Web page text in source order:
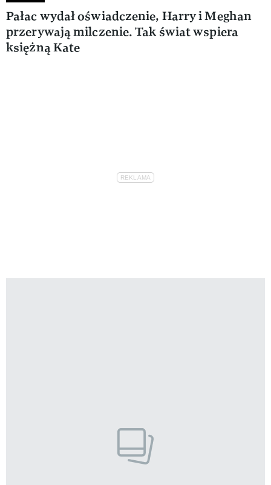
Pałac wydał oświadczenie, Harry i Meghan
przerywają milczenie. Tak świat wspiera
księżną Kate